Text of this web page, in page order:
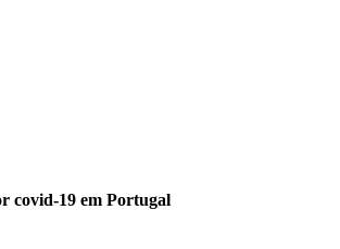
covid-19 em Portugal